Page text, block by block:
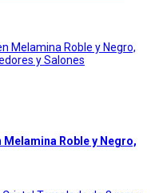
Roble y Negro,